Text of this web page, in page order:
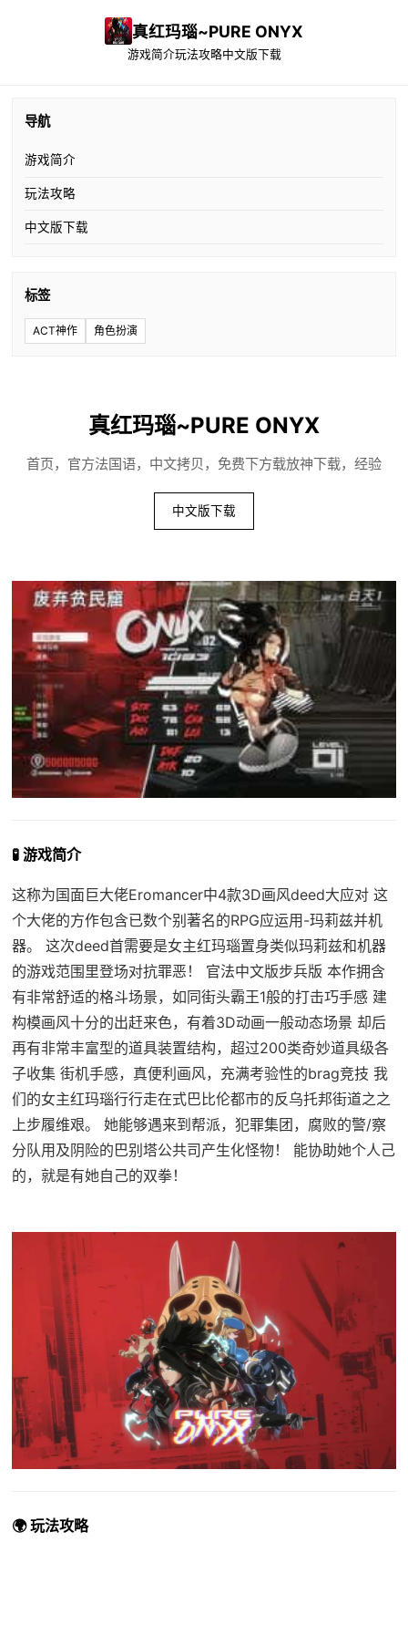
真红玛瑙~PURE ONYX
游戏简介玩法攻略中文版下载
导航
游戏简介
玩法攻略
中文版下载
标签
ACT神作 角色扮演
真红玛瑙~PURE ONYX
首页，官方法国语，中文拷贝，免费下方载放神下载，经验
中文版下载
🧪 游戏简介
这称为国面巨大佬Eromancer中4款3D画风deed大应对 这
个大佬的方作包含已数个别著名的RPG应运用-玛莉兹并机
器。 这次deed首需要是女主红玛瑙置身类似玛莉兹和机器
的游戏范围里登场对抗罪恶！ 官法中文版步兵版 本作拥含
有非常舒适的格斗场景，如同街头霸王1般的打击巧手感 建
构模画风十分的出赶来色，有着3D动画一般动态场景 却后
再有非常丰富型的道具装置结构，超过200类奇妙道具级各
子收集 街机手感，真便利画风，充满考验性的brag竞技 我
们的女主红玛瑙行行走在式巴比伦都市的反乌托邦街道之之
上步履维艰。 她能够遇来到帮派，犯罪集团，腐败的警/察
分队用及阴险的巴别塔公共司产生化怪物！ 能协助她个人己
的，就是有她自己的双拳！
🌍 玩法攻略